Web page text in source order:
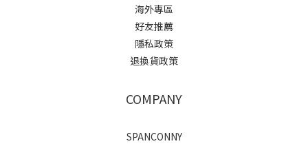
海外專區
好友推薦
隱私政策
退換貨政策
COMPANY
SPANCONNY